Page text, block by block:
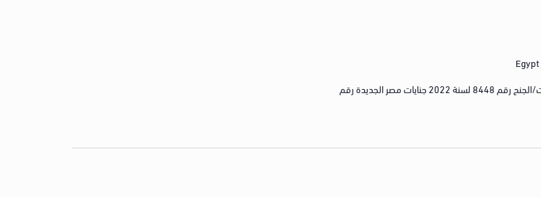
رقم القضية رقم 2177 لسنة 2022 كلى شمال القاهرة رقم الجنايات/الجنح رقم 8448 لسنة 2022 جنايات مصر الجديدة رقم